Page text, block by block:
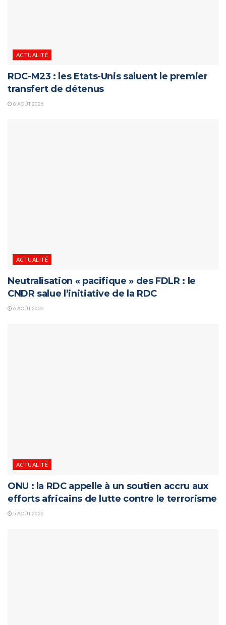
ACTUALITÉ
RDC-M23 : les Etats-Unis saluent le premier
transfert de détenus
8 AOÛT 2026
ACTUALITÉ
Neutralisation « pacifique » des FDLR : le
CNDR salue l’initiative de la RDC
6 AOÛT 2026
ACTUALITÉ
ONU : la RDC appelle à un soutien accru aux
efforts africains de lutte contre le terrorisme
5 AOÛT 2026